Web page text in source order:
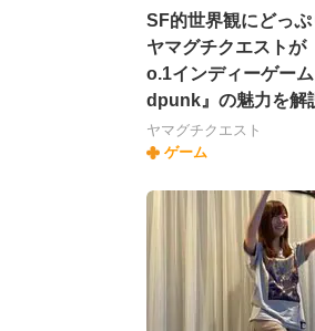
SF的世界観にどっぷ
ヤマグチクエストが
o.1インディーゲー
dpunk』の魅力を解
ヤマグチクエスト
ゲーム